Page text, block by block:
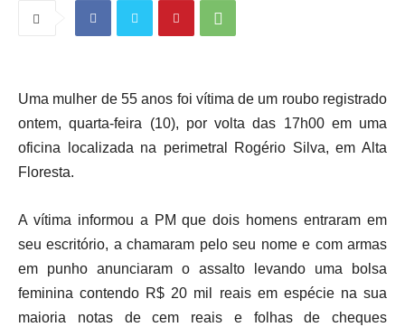
Uma mulher de 55 anos foi vítima de um roubo registrado
ontem, quarta-feira (10), por volta das 17h00 em uma
oficina localizada na perimetral Rogério Silva, em Alta
Floresta.
A vítima informou a PM que dois homens entraram em
seu escritório, a chamaram pelo seu nome e com armas
em punho anunciaram o assalto levando uma bolsa
feminina contendo R$ 20 mil reais em espécie na sua
maioria notas de cem reais e folhas de cheques